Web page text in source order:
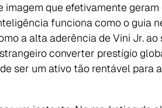
que efetivamente
funciona como o guia
a alta aderência de Vini Jr.
converter prestígio
ser um ativo tão rentável